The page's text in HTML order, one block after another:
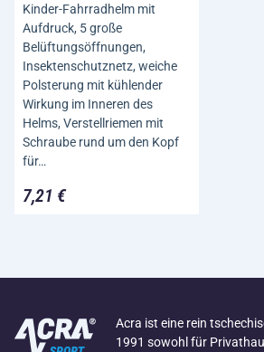
Kinder-Fahrradhelm mit
Aufdruck, 5 große
Belüftungsöffnungen,
Insektenschutznetz, weiche
Polsterung mit kühlender
Wirkung im Inneren des
Helms, Verstellriemen mit
Schraube rund um den Kopf
für…
7,21 €
Acra ist eine rein
1991 sowohl für